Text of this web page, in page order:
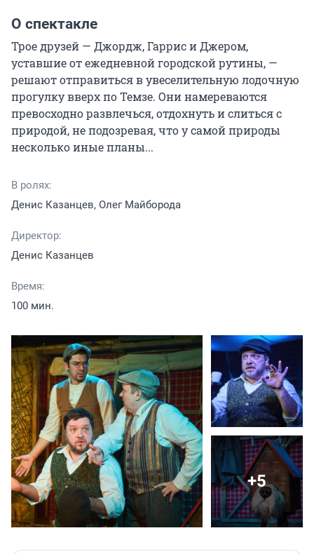
О спектакле
Трое друзей — Джордж, Гаррис и Джером,
уставшие от ежедневной городской рутины, —
решают отправиться в увеселительную лодочную
прогулку вверх по Темзе. Они намереваются
превосходно развлечься, отдохнуть и слиться с
природой, не подозревая, что у самой природы
несколько иные планы...
В ролях:
Денис Казанцев, Олег Майборода
Директор:
Денис Казанцев
Время:
100 мин.
+5